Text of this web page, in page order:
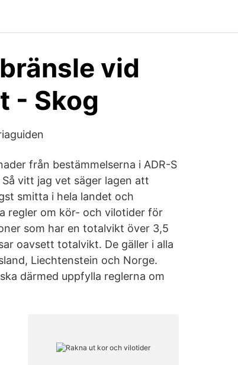
vid
- Skog
från bestämmelserna i ADR-S
vitt jag vet säger lagen att
smitta i hela landet och
regler om kör- och vilotider för
som har en totalvikt över 3,5
oavsett totalvikt. De gäller i alla
Liechtenstein och Norge.
därmed uppfylla reglerna om